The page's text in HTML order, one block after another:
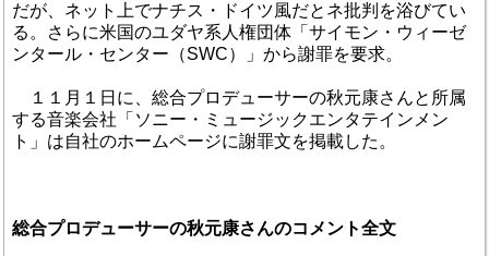
だが、ネット上でナチス・ドイツ風だとネ批判を浴びてい
る。さらに米国のユダヤ系人権団体「サイモン・ウィーゼ
ンタール・センター（SWC）」から謝罪を要求。
１１月１日に、総合プロデューサーの秋元康さんと所属
する音楽会社「ソニー・ミュージックエンタテインメン
ト」は自社のホームページに謝罪文を掲載した。
総合プロデューサーの秋元康さんのコメント全文